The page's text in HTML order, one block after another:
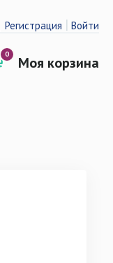
Регистрация | Войти
0 Моя корзина